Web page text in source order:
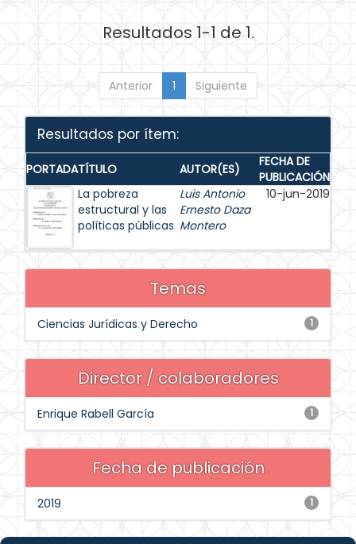
Resultados 1-1 de 1.
Anterior 1 Siguiente
Resultados por ítem:
PORTADATÍTULO AUTOR(ES)
FECHA DE
PUBLICACIÓN
La pobreza
estructural y las
políticas públicas
Luis Antonio
Ernesto Daza
Montero
10-jun-2019
Temas
1
Ciencias Jurídicas y Derecho
Director / colaboradores
1
Enrique Rabell García
Fecha de publicación
1
2019